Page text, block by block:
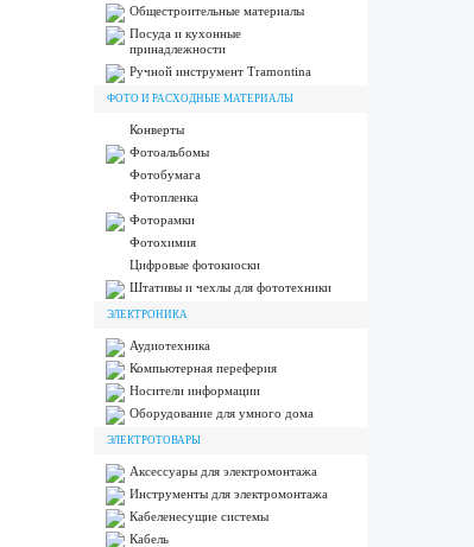
Общестроительные материалы
Посуда и кухонные
принадлежности
Ручной инструмент Tramontina
ФОТО И РАСХОДНЫЕ МАТЕРИАЛЫ
Конверты
Фотоальбомы
Фотобумага
Фотопленка
Фоторамки
Фотохимия
Цифровые фотокиоски
Штативы и чехлы для фототехники
ЭЛЕКТРОНИКА
Аудиотехника
Компьютерная переферия
Носители информации
Оборудование для умного дома
ЭЛЕКТРОТОВАРЫ
Аксессуары для электромонтажа
Инструменты для электромонтажа
Кабеленесущие системы
Кабель